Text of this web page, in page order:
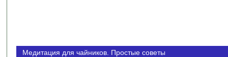
Медитация для чайников. Простые советы